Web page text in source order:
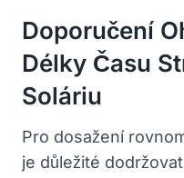
Doporučení
Délky Času
Soláriu
Pro dosažení
je důležité